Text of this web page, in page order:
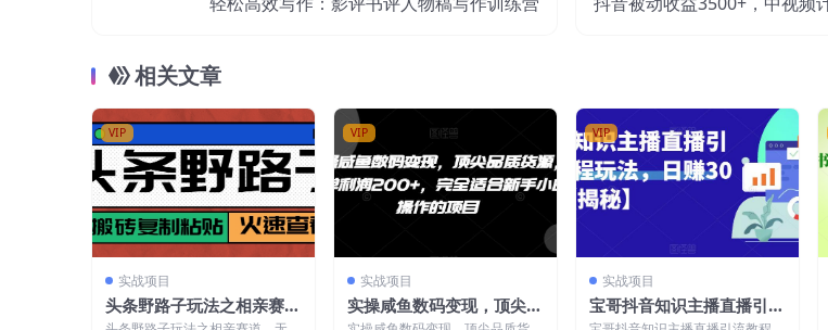
相关文章
VIP
实战项目
头条野路子玩法之相亲赛
道，无脑搬砖复制粘贴，单
VIP
实战项目
实操咸鱼数码变现，顶尖品
质货源，一单利润200+，
VIP
实战项目
宝哥抖音知识主播直播引流
教程玩法，日赚300+【揭